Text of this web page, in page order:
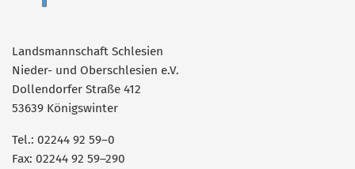
Landsmannschaft Schlesien
Nieder- und Oberschlesien e.V.
Dollendorfer Straße 412
53639 Königswinter
Tel.: 02244 92 59–0
Fax: 02244 92 59–290